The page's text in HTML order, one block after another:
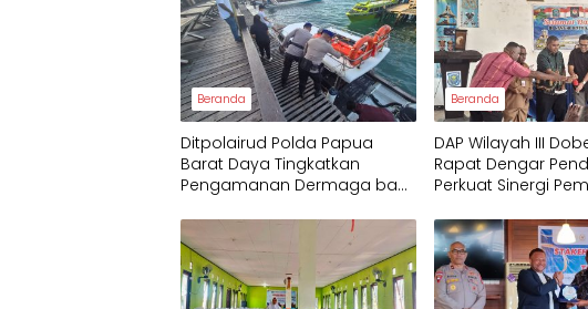
Beranda
Ditpolairud Polda Papua
Barat Daya Tingkatkan
Pengamanan Dermaga bagi
Beranda
DAP Wilayah III
Rapat Dengar
Perkuat Sinergi
Mengawal
Papua Barat Daya